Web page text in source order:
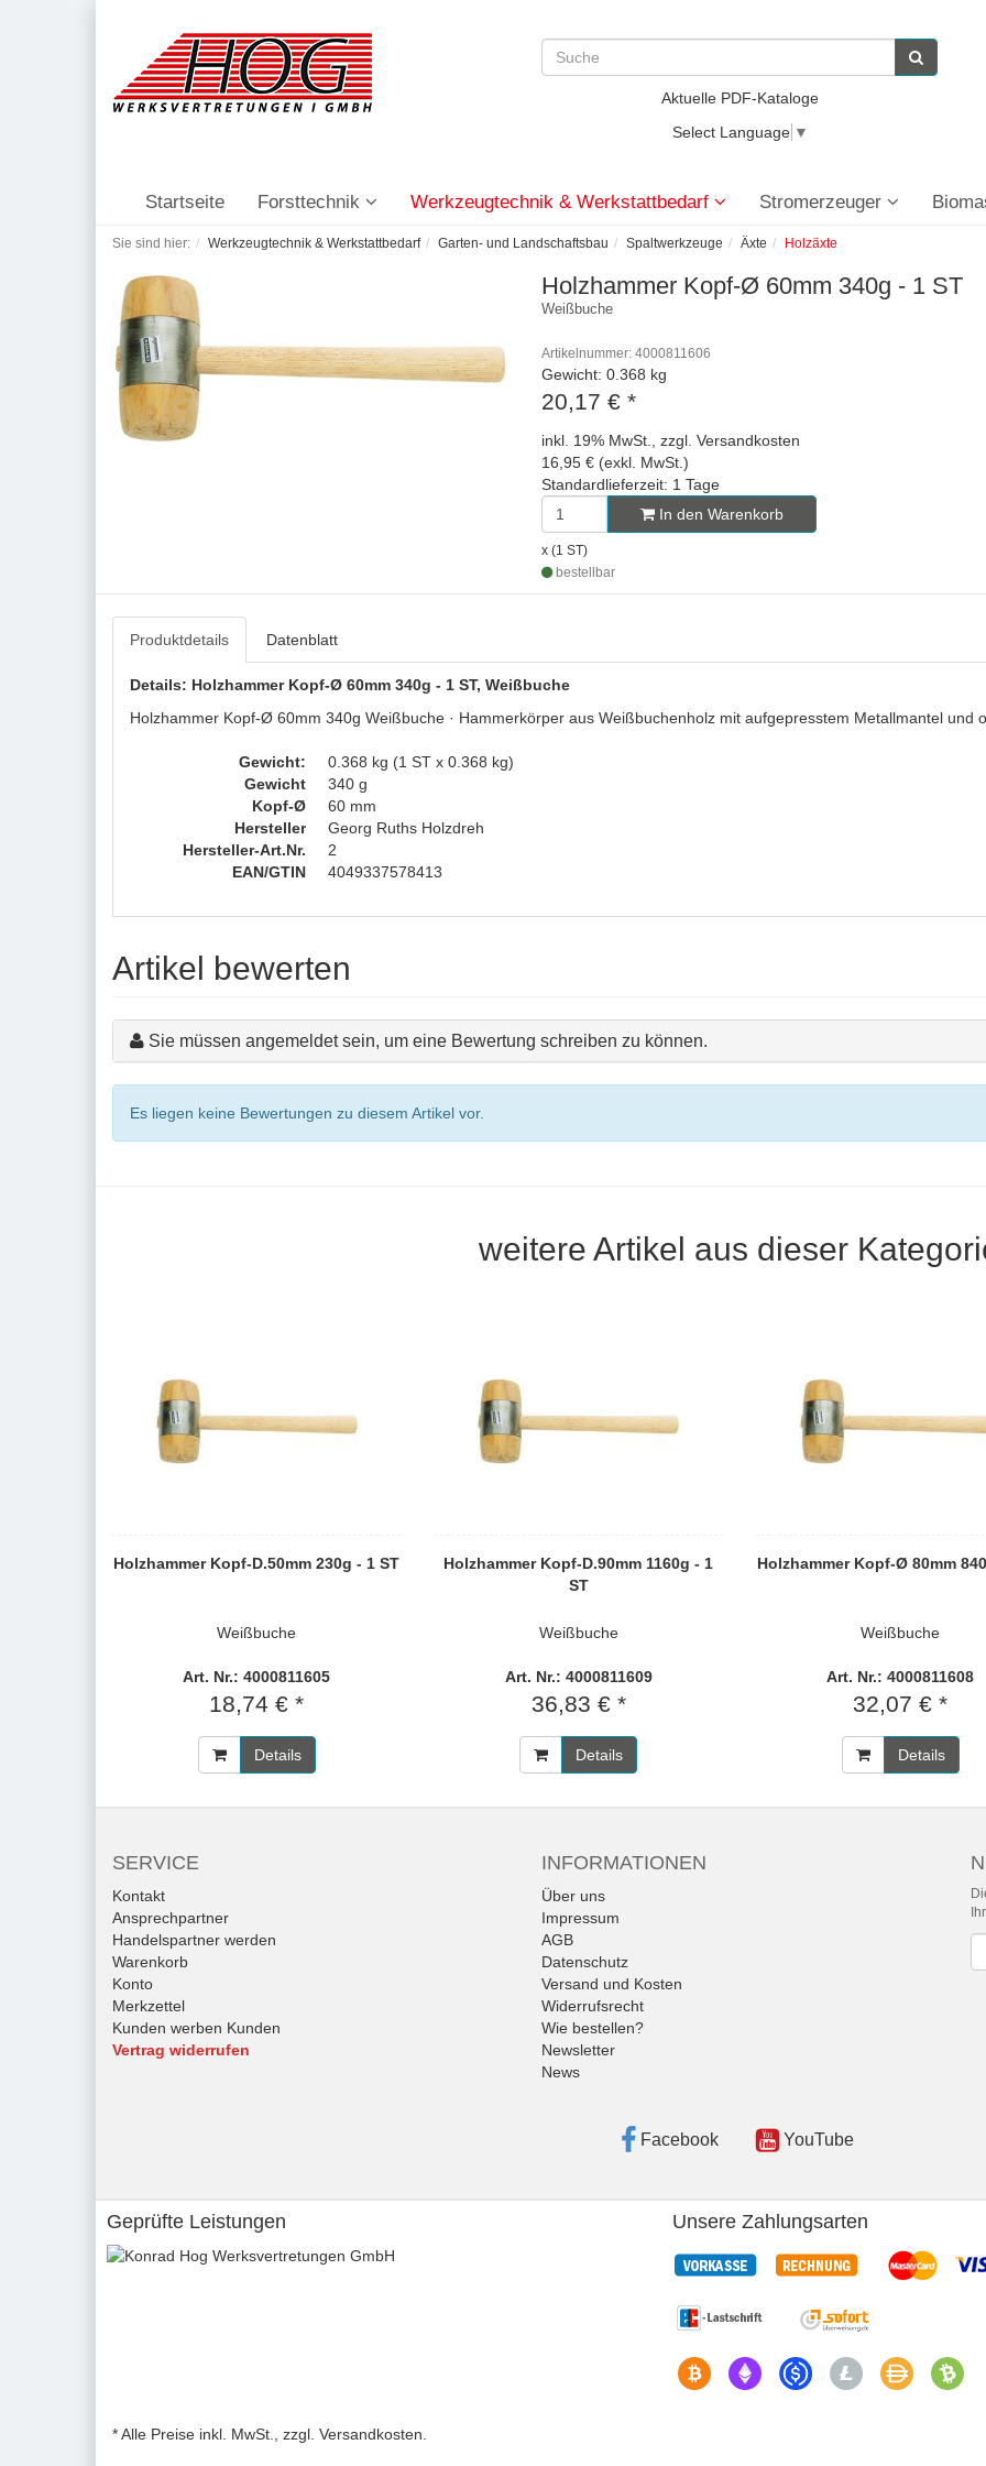
Aktuelle PDF-Kataloge
Select Language ▼
Startseite Forsttechnik Werkzeugtechnik & Werkstattbedarf Stromerzeuger
Sie sind hier: Werkzeugtechnik & Werkstattbedarf Garten- und Landschaftsbau Spaltwerkzeuge Äxte Holzäxte
Holzhammer Kopf-Ø 60mm 340g - 1 ST
Weißbuche
Artikelnummer: 4000811606
Gewicht: 0.368 kg
20,17 € *
inkl. 19% MwSt., zzgl. Versandkosten
16,95 € (exkl. MwSt.)
Standardlieferzeit: 1 Tage
In den Warenkorb
x (1 ST)
bestellbar
Produktdetails Datenblatt
Details: Holzhammer Kopf-Ø 60mm 340g - 1 ST, Weißbuche
Holzhammer Kopf-Ø 60mm 340g Weißbuche · Hammerkörper aus Weißbuchenholz mit aufgepresstem Metallmantel und
Gewicht:
0.368 kg (1 ST x 0.368 kg)
Gewicht
340 g
Kopf-Ø
60 mm
Hersteller
Georg Ruths Holzdreh
Hersteller-Art.Nr.
2
EAN/GTIN
4049337578413
Artikel bewerten
Sie müssen angemeldet sein, um eine Bewertung schreiben zu können.
Es liegen keine Bewertungen zu diesem Artikel vor.
weitere Artikel aus dieser
Holzhammer Kopf-D.50mm 230g - 1 ST
Weißbuche
Art. Nr.: 4000811605
18,74 € *
Details
Holzhammer Kopf-D.90mm 1160g - 1
ST
Weißbuche
Art. Nr.: 4000811609
36,83 € *
Details
Holzhammer Kopf-Ø 80mm
Weißbuche
Art. Nr.: 4000811608
32,07 € *
Details
SERVICE
Kontakt
Ansprechpartner
Handelspartner werden
Warenkorb
Konto
Merkzettel
Kunden werben Kunden
Vertrag widerrufen
INFORMATIONEN
Über uns
Impressum
AGB
Datenschutz
Versand und Kosten
Widerrufsrecht
Wie bestellen?
Newsletter
News
Facebook YouTube
Geprüfte Leistungen Unsere Zahlungsarten
* Alle Preise inkl. MwSt., zzgl. Versandkosten.